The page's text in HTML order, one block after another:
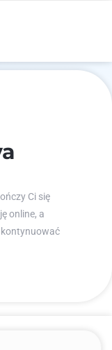
Ci się
online, a
kontynuować